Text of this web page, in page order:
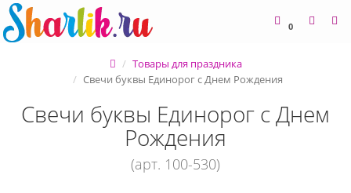
0
Товары для праздника
Свечи буквы Единорог с Днем Рождения
Свечи буквы Единорог с Днем
Рождения
(арт. 100-530)